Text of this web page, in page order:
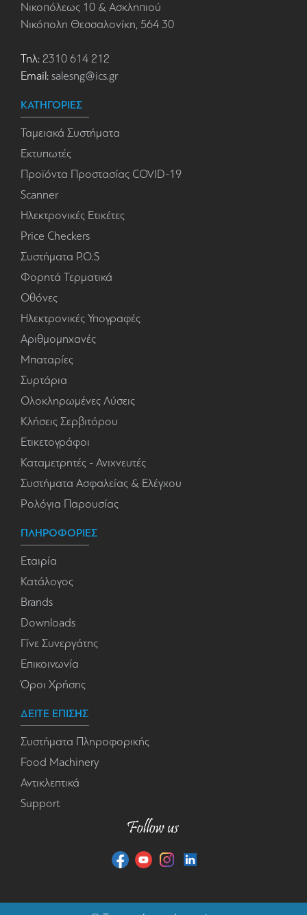
Νικοπόλεως 10 & Ασκληπιού
Νικόπολη Θεσσαλονίκη, 564 30
Τηλ: 2310 614 212
Email: salesng@ics.gr
ΚΑΤΗΓΟΡΙΕΣ
Ταμειακά Συστήματα
Εκτυπωτές
Προϊόντα Προστασίας COVID-19
Scanner
Ηλεκτρονικές Ετικέτες
Price Checkers
Συστήματα P.O.S
Φορητά Τερματικά
Οθόνες
Ηλεκτρονικές Υπογραφές
Αριθμομηχανές
Μπαταρίες
Συρτάρια
Ολοκληρωμένες Λύσεις
Κλήσεις Σερβιτόρου
Ετικετογράφοι
Καταμετρητές - Ανιχνευτές
Συστήματα Ασφαλείας & Ελέγχου
Ρολόγια Παρουσίας
ΠΛΗΡΟΦΟΡΙΕΣ
Εταιρία
Κατάλογος
Brands
Downloads
Γίνε Συνεργάτης
Επικοινωνία
Όροι Χρήσης
ΔΕΙΤΕ ΕΠΙΣΗΣ
Συστήματα Πληροφορικής
Food Machinery
Αντικλεπτικά
Support